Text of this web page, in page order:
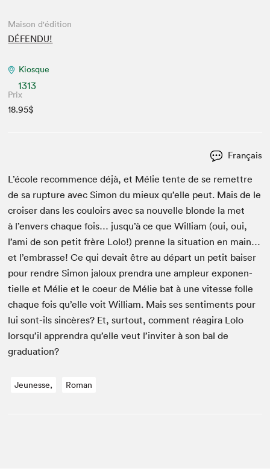
Maison d'édition
DÉFENDU!
Kiosque
1313
Prix
18.95$
Français
L’école recom­mence déjà, et Mélie tente de se remet­tre
de sa rup­ture avec Simon du mieux qu’elle peut. Mais de le
crois­er dans les couloirs avec sa nou­velle blonde la met
à l’envers chaque fois… jusqu’à ce que William (oui, oui,
l’ami de son petit frère Lolo!) prenne la sit­u­a­tion en main…
et l’embrasse! Ce qui devait être au départ un petit bais­er
pour ren­dre Simon jaloux pren­dra une ampleur expo­nen­
tielle et Mélie et le coeur de Mélie bat à une vitesse folle
chaque fois qu’elle voit William. Mais ses sen­ti­ments pour
lui sont-ils sincères? Et, surtout, com­ment réa­gi­ra Lolo
lorsqu’il appren­dra qu’elle veut l’inviter à son bal de
graduation?
Jeunesse, Roman